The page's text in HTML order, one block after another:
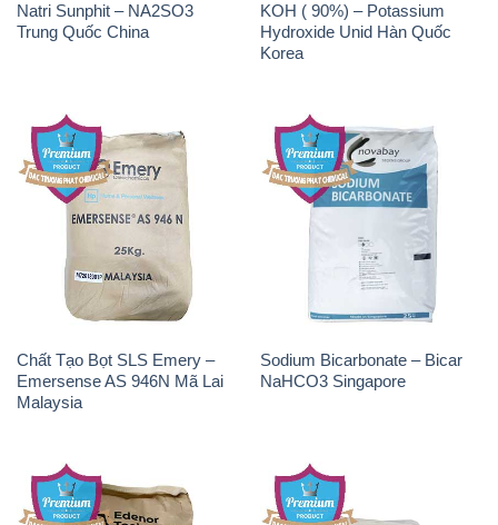
Natri Sunphit – NA2SO3
Trung Quốc China
KOH ( 90%) – Potassium
Hydroxide Unid Hàn Quốc
Korea
Chất Tạo Bọt SLS Emery –
Emersense AS 946N Mã Lai
Malaysia
Sodium Bicarbonate – Bicar
NaHCO3 Singapore